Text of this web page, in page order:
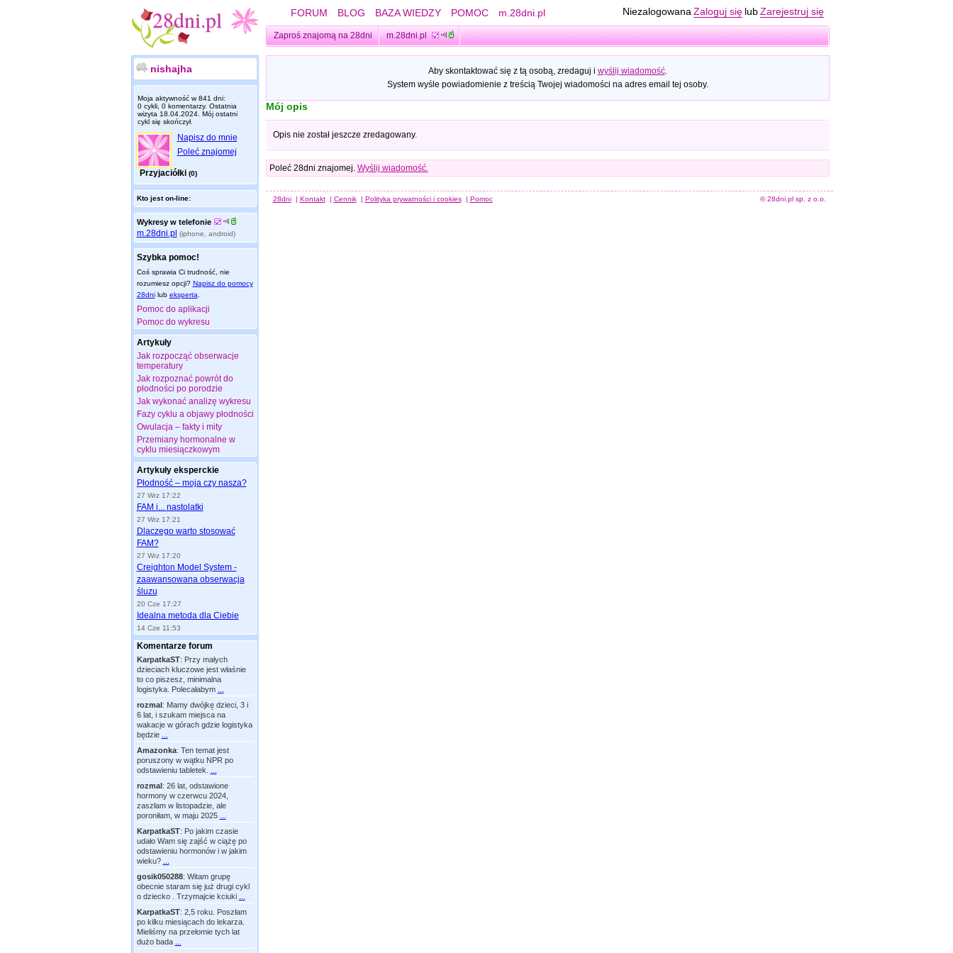
FORUM BLOG BAZA WIEDZY POMOC m.28dni.pl Niezalogowana Zaloguj się lub Zarejestruj się
Zaproś znajomą na 28dni m.28dni.pl
nishajha
Moja aktywność w 841 dni:
0 cykli, 0 komentarzy. Ostatnia
wizyta 18.04.2024. Mój ostatni
cykl się skończył.
Napisz do mnie
Poleć znajomej
Przyjaciółki (0)
Kto jest on-line:
Wykresy w telefonie
m.28dni.pl (iphone, android)
Szybka pomoc!
Coś sprawia Ci trudność, nie
rozumiesz opcji? Napisz do pomocy
28dnilub eksperta
Pomoc do aplikacji
Pomoc do wykresu
Artykuły
Jak rozpocząć obserwacje
temperatury
Jak rozpoznać powrót do
płodności po porodzie
Jak wykonać analizę wykresu
Fazy cyklu a objawy płodności
Owulacja – fakty i mity
Przemiany hormonalne w
cyklu miesiączkowym
Artykuły eksperckie
Płodność – moja czy nasza?
27 Wrz 17:22
FAM i... nastolatki
27 Wrz 17:21
Dlaczego warto stosować
FAM?
27 Wrz 17:20
Creighton Model System -
zaawansowana obserwacja
śluzu
20 Cze 17:27
Idealna metoda dla Ciebie
14 Cze 11:53
Komentarze forum
KarpatkaST: Przy małych
dzieciach kluczowe jest właśnie
to co piszesz, minimalna
logistyka. Polecałabym
rozmal: Mamy dwójkę dzieci, 3 i
6 lat, i szukam miejsca na
wakacje w górach gdzie logistyka
będzie
Amazonka: Ten temat jest
poruszony w wątku NPR po
odstawieniu tabletek.
rozmal: 26 lat, odstawione
hormony w czerwcu 2024,
zaszłam w listopadzie, ale
poroniłam, w maju 2025
KarpatkaST: Po jakim czasie
udało Wam się zajść w ciążę po
odstawieniu hormonów i w jakim
wieku?
gosik050288: Witam grupę
obecnie staram się już drugi cykl
o dziecko . Trzymajcie kciuki
KarpatkaST: 2,5 roku. Poszłam
po kilku miesiącach do lekarza.
Mieliśmy na przełomie tych lat
dużo bada
Aby skontaktować się z tą osobą, zredaguj i wyślij wiadomość.
System wyśle powiadomienie z treścią Twojej wiadomości na adres email tej osoby.
Mój opis
Opis nie został jeszcze zredagowany.
Poleć 28dni znajomej. Wyślij wiadomość.
28dni | Kontakt | Cennik | Polityka prywatności i cookies | Pomoc © 28dni.pl sp. z o.o.